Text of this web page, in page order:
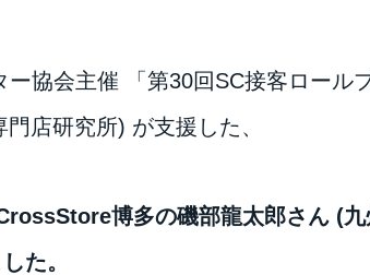
協会主催 「第30回SC接客ロー
店研究所) が支援した、
博多の磯部龍太郎さん (
た。